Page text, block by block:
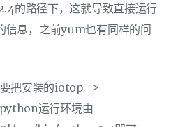
的路径下，这就导致直接运行
息，之前yum也有同样的问
把安装的iotop ->
运行环境由